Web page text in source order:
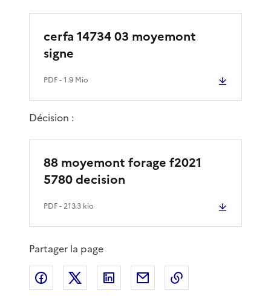
cerfa 14734 03 moyemont
signe
PDF- 1.9 Mio
Décision :
88 moyemont forage f2021
5780 decision
PDF- 213.3 kio
Partager la page
Partager sur Facebook
Partager sur XPartager sur LinkedIn
Partager par email